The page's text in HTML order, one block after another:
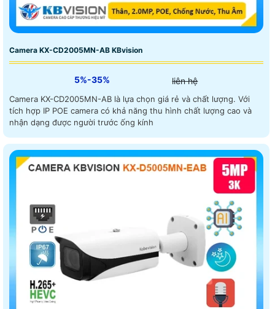
Camera KX-CD2005MN-AB KBvision
5%-35% liên hệ
Camera KX-CD2005MN-AB là lựa chọn giá rẻ và chất lượng. Với
tích hợp IP POE camera có khả năng thu hình chất lượng cao và
nhận dạng được người trước ống kính